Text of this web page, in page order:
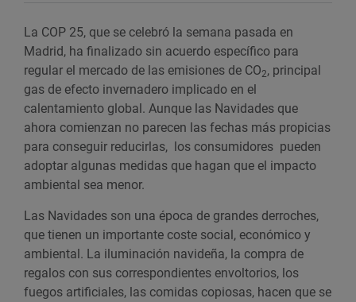
La COP 25, que se celebró la semana pasada en
Madrid, ha finalizado sin acuerdo específico para
regular el mercado de las emisiones de CO2, principal
gas de efecto invernadero implicado en el
calentamiento global. Aunque las Navidades que
ahora comienzan no parecen las fechas más propicias
para conseguir reducirlas, los consumidores pueden
adoptar algunas medidas que hagan que el impacto
ambiental sea menor.
Las Navidades son una época de grandes derroches,
que tienen un importante coste social, económico y
ambiental. La iluminación navideña, la compra de
regalos con sus correspondientes envoltorios, los
fuegos artificiales, las comidas copiosas, hacen que se